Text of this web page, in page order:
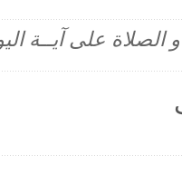
و الصلاة على آيــة